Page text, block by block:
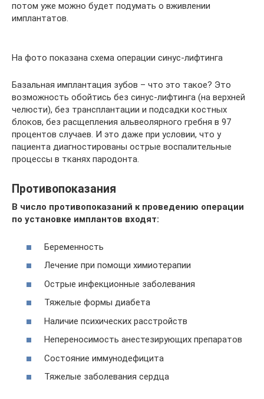
потом уже можно будет подумать о вживлении
имплантатов.
На фото показана схема операции синус-лифтинга
Базальная имплантация зубов – что это такое? Это
возможность обойтись без синус-лифтинга (на верхней
челюсти), без трансплантации и подсадки костных
блоков, без расщепления альвеолярного гребня в 97
процентов случаев. И это даже при условии, что у
пациента диагностированы острые воспалительные
процессы в тканях пародонта.
Противопоказания
В число противопоказаний к проведению операции
по установке имплантов входят:
Беременность
Лечение при помощи химиотерапии
Острые инфекционные заболевания
Тяжелые формы диабета
Наличие психических расстройств
Непереносимость анестезирующих препаратов
Состояние иммунодефицита
Тяжелые заболевания сердца